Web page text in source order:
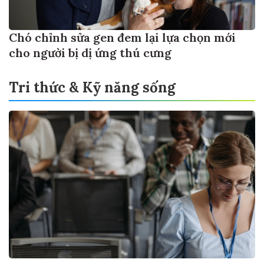
Chó chỉnh sửa gen đem lại lựa chọn mới
cho người bị dị ứng thú cưng
Tri thức & Kỹ năng sống